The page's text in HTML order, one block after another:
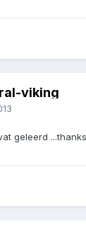
viking
geleerd